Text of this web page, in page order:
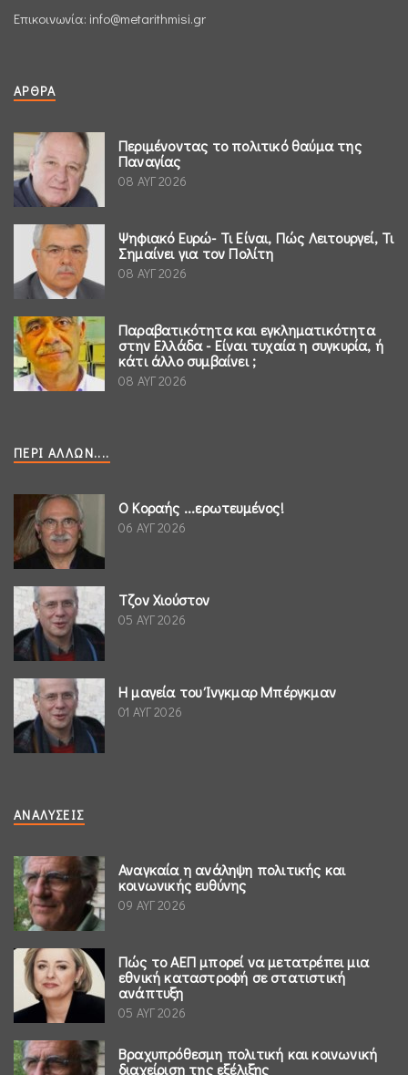
Επικοινωνία: info@metarithmisi.gr
ΆΡΘΡΑ
Περιμένοντας το πολιτικό θαύμα της
Παναγίας
08 ΑΥΓ 2026
Ψηφιακό Ευρώ- Τι Είναι, Πώς Λειτουργεί, Τι
Σημαίνει για τον Πολίτη
08 ΑΥΓ 2026
Παραβατικότητα και εγκληματικότητα
στην Ελλάδα - Είναι τυχαία η συγκυρία, ή
κάτι άλλο συμβαίνει ;
08 ΑΥΓ 2026
ΠΕΡΊ ΆΛΛΩΝ....
Ο Κοραής ...ερωτευμένος!
06 ΑΥΓ 2026
Τζον Χιούστον
05 ΑΥΓ 2026
Η μαγεία του Ίνγκμαρ Μπέργκμαν
01 ΑΥΓ 2026
ΑΝΑΛΎΣΕΙΣ
Αναγκαία η ανάληψη πολιτικής και
κοινωνικής ευθύνης
09 ΑΥΓ 2026
Πώς το ΑΕΠ μπορεί να μετατρέπει μια
εθνική καταστροφή σε στατιστική
ανάπτυξη
05 ΑΥΓ 2026
Βραχυπρόθεσμη πολιτική και κοινωνική
διαχείριση της εξέλιξης